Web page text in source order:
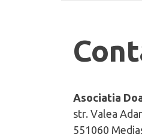
Asociatia
str. Valea
551060